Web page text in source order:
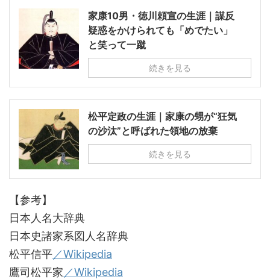
家康10男・徳川頼宣の生涯｜謀反
疑惑をかけられても「めでたい」
と笑って一蹴
続きを見る
松平定政の生涯｜家康の甥が“狂気
の沙汰”と呼ばれた領地の放棄
続きを見る
【参考】
日本人名大辞典
日本史諸家系図人名辞典
松平信平／Wikipedia
鷹司松平家 ／Wikipedia